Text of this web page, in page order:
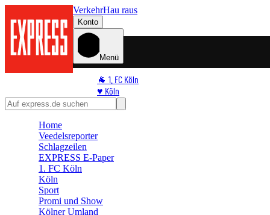
VerkehrHau raus
Konto
Menü
🐐 1. FC Köln
♥️ Köln
⭐ Promi
🛒 Shoppingwelt
Home
Veedelsreporter
Schlagzeilen
EXPRESS E-Paper
1. FC Köln
Köln
Sport
Promi und Show
Kölner Umland